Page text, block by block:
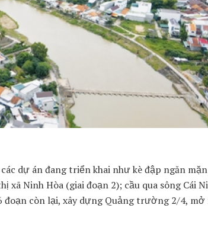
dự án đang triển khai như kè đập ngăn
Ninh Hòa (giai đoạn 2); cầu qua sông Cái
đoạn còn lại, xây dựng Quảng trường 2/4,